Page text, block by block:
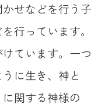
せなどを行う子
行っています。
ています。一つ
に生き、神と
関する神様の